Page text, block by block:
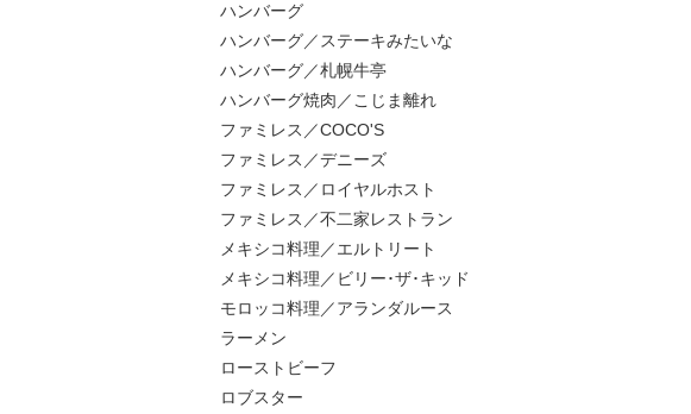
ハンバーグ
ハンバーグ／ステーキみたいな
ハンバーグ／札幌牛亭
ハンバーグ焼肉／こじま離れ
ファミレス／COCO'S
ファミレス／デニーズ
ファミレス／ロイヤルホスト
ファミレス／不二家レストラン
メキシコ料理／エルトリート
メキシコ料理／ビリー･ザ･キッド
モロッコ料理／アランダルース
ラーメン
ローストビーフ
ロブスター